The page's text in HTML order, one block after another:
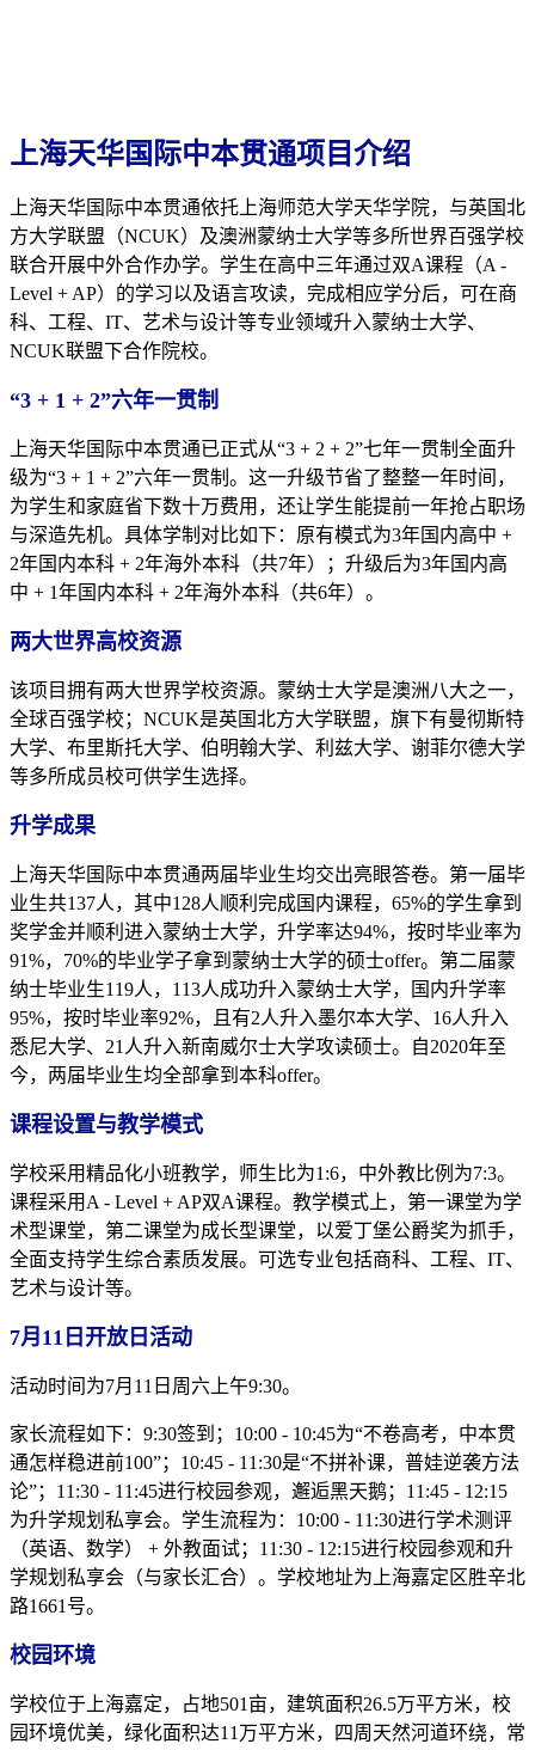
上海天华国际中本贯通项目介绍
上海天华国际中本贯通依托上海师范大学天华学院，与英国北
方大学联盟（NCUK）及澳洲蒙纳士大学等多所世界百强学校
联合开展中外合作办学。学生在高中三年通过双A课程（A -
Level + AP）的学习以及语言攻读，完成相应学分后，可在商
科、工程、IT、艺术与设计等专业领域升入蒙纳士大学、
NCUK联盟下合作院校。
“3 + 1 + 2”六年一贯制
上海天华国际中本贯通已正式从“3 + 2 + 2”七年一贯制全面升
级为“3 + 1 + 2”六年一贯制。这一升级节省了整整一年时间，
为学生和家庭省下数十万费用，还让学生能提前一年抢占职场
与深造先机。具体学制对比如下：原有模式为3年国内高中 +
2年国内本科 + 2年海外本科（共7年）；升级后为3年国内高
中 + 1年国内本科 + 2年海外本科（共6年）。
两大世界高校资源
该项目拥有两大世界学校资源。蒙纳士大学是澳洲八大之一，
全球百强学校；NCUK是英国北方大学联盟，旗下有曼彻斯特
大学、布里斯托大学、伯明翰大学、利兹大学、谢菲尔德大学
等多所成员校可供学生选择。
升学成果
上海天华国际中本贯通两届毕业生均交出亮眼答卷。第一届毕
业生共137人，其中128人顺利完成国内课程，65%的学生拿到
奖学金并顺利进入蒙纳士大学，升学率达94%，按时毕业率为
91%，70%的毕业学子拿到蒙纳士大学的硕士offer。第二届蒙
纳士毕业生119人，113人成功升入蒙纳士大学，国内升学率
95%，按时毕业率92%，且有2人升入墨尔本大学、16人升入
悉尼大学、21人升入新南威尔士大学攻读硕士。自2020年至
今，两届毕业生均全部拿到本科offer。
课程设置与教学模式
学校采用精品化小班教学，师生比为1:6，中外教比例为7:3。
课程采用A - Level + AP双A课程。教学模式上，第一课堂为学
术型课堂，第二课堂为成长型课堂，以爱丁堡公爵奖为抓手，
全面支持学生综合素质发展。可选专业包括商科、工程、IT、
艺术与设计等。
7月11日开放日活动
活动时间为7月11日周六上午9:30。
家长流程如下：9:30签到；10:00 - 10:45为“不卷高考，中本贯
通怎样稳进前100”；10:45 - 11:30是“不拼补课，普娃逆袭方法
论”；11:30 - 11:45进行校园参观，邂逅黑天鹅；11:45 - 12:15
为升学规划私享会。学生流程为：10:00 - 11:30进行学术测评
（英语、数学） + 外教面试；11:30 - 12:15进行校园参观和升
学规划私享会（与家长汇合）。学校地址为上海嘉定区胜辛北
路1661号。
校园环境
学校位于上海嘉定，占地501亩，建筑面积26.5万平方米，校
园环境优美，绿化面积达11万平方米，四周天然河道环绕，常